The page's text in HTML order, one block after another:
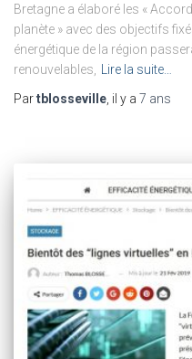
Bretagne a élaboré les «
planète » avec des objectifs
énergétique de la région
renouvelables,
Lire la suite…
Partblosseville , il y a 7 ans